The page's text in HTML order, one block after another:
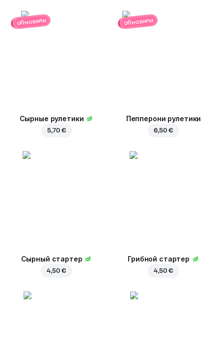
обновили
Сырные рулетики
5,70 €
обновили
Пепперони рулетики
6,50 €
Сырный стартер
4,50 €
Грибной стартер
4,50 €